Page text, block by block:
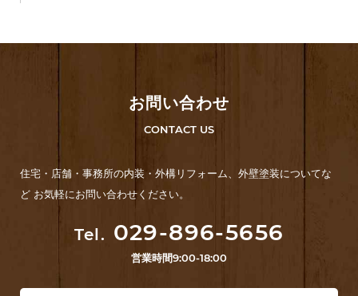
お問い合わせ
CONTACT US
住宅・店舗・事務所の内装・外構リフォーム、外壁塗装についてな
ど お気軽にお問い合わせください。
Tel. 029-896-5656
営業時間9:00-18:00